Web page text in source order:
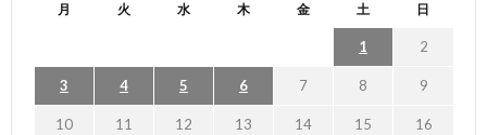
月 火 水 木 金 土 日
1 2
3 4 5 6 7 8 9
10 11 12 13 14 15 16